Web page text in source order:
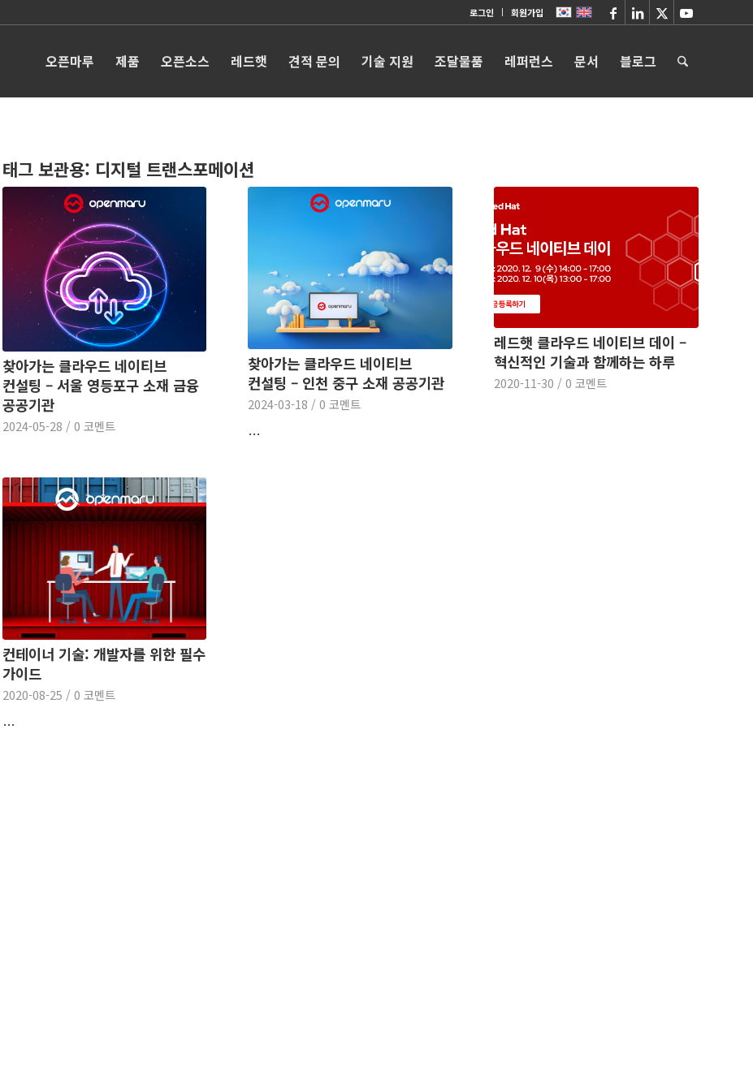
로그인 회원가입
오픈마루 제품 오픈소스 레드햇 견적 문의 기술 지원 조달물품 레퍼런스 문서 블로그
태그 보관용: 디지털 트랜스포메이션
찾아가는 클라우드 네이티브
컨설팅 – 서울 영등포구 소재 금융
공공기관
2024-05-28 / 0 코멘트
찾아가는 클라우드 네이티브
컨설팅 – 인천 중구 소재 공공기관
2024-03-18 / 0 코멘트
…
레드햇 클라우드 네이티브 데이 –
혁신적인 기술과 함께하는 하루
2020-11-30 / 0 코멘트
컨테이너 기술: 개발자를 위한 필수
가이드
2020-08-25 / 0 코멘트
…